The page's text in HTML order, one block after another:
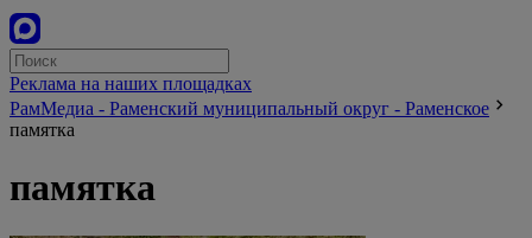
Реклама на наших площадках
РамМедиа - Раменский муниципальный округ - Раменское
памятка
памятка